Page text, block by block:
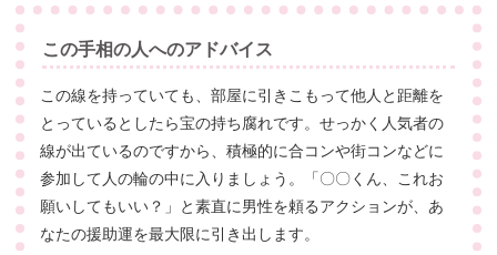
この手相の人へのアドバイス
この線を持っていても、部屋に引きこもって他人と距離を
とっているとしたら宝の持ち腐れです。せっかく人気者の
線が出ているのですから、積極的に合コンや街コンなどに
参加して人の輪の中に入りましょう。「〇〇くん、これお
願いしてもいい？」と素直に男性を頼るアクションが、あ
なたの援助運を最大限に引き出します。